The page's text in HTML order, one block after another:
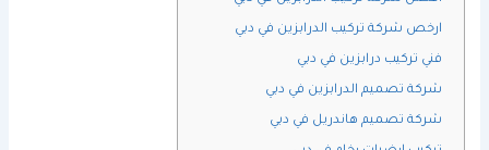
ارخص شركة تركيب الدرابزين في دبي
فني تركيب درابزين في دبي
شركة تصميم الدرابزين في دبي
شركة تصميم هاندريل في دبي